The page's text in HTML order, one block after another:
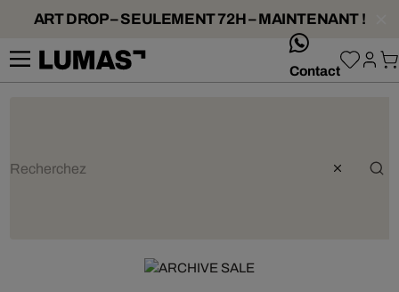
ART DROP – SEULEMENT 72H – MAINTENANT !
Contact